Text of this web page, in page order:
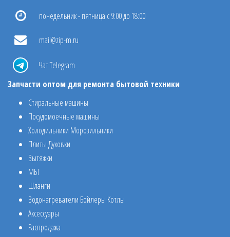
понедельник - пятница с 9:00 до 18:00
mail@zip-m.ru
Чат Telegram
Запчасти оптом для ремонта бытовой техники
Стиральные машины
Посудомоечные машины
Холодильники Морозильники
Плиты Духовки
Вытяжки
МБТ
Шланги
Водонагреватели Бойлеры Котлы
Аксессуары
Распродажа